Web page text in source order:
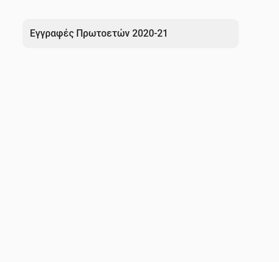
άρθρων
Εγγραφές Πρωτοετών 2020-21